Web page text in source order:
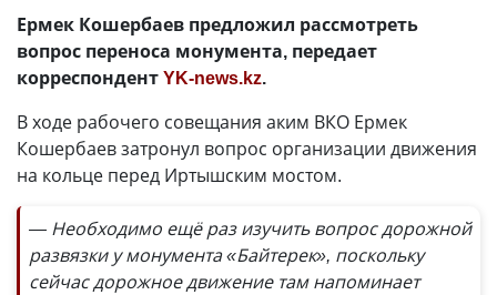
Ермек Кошербаев предложил рассмотреть
вопрос переноса монумента, передает
корреспондентYK-news.kz.
В ходе рабочего совещания аким ВКО Ермек
Кошербаев затронул вопрос организации движения
на кольце перед Иртышским мостом.
— Необходимо ещё раз изучить вопрос дорожной
развязки у монумента «Байтерек», поскольку
сейчас дорожное движение там напоминает